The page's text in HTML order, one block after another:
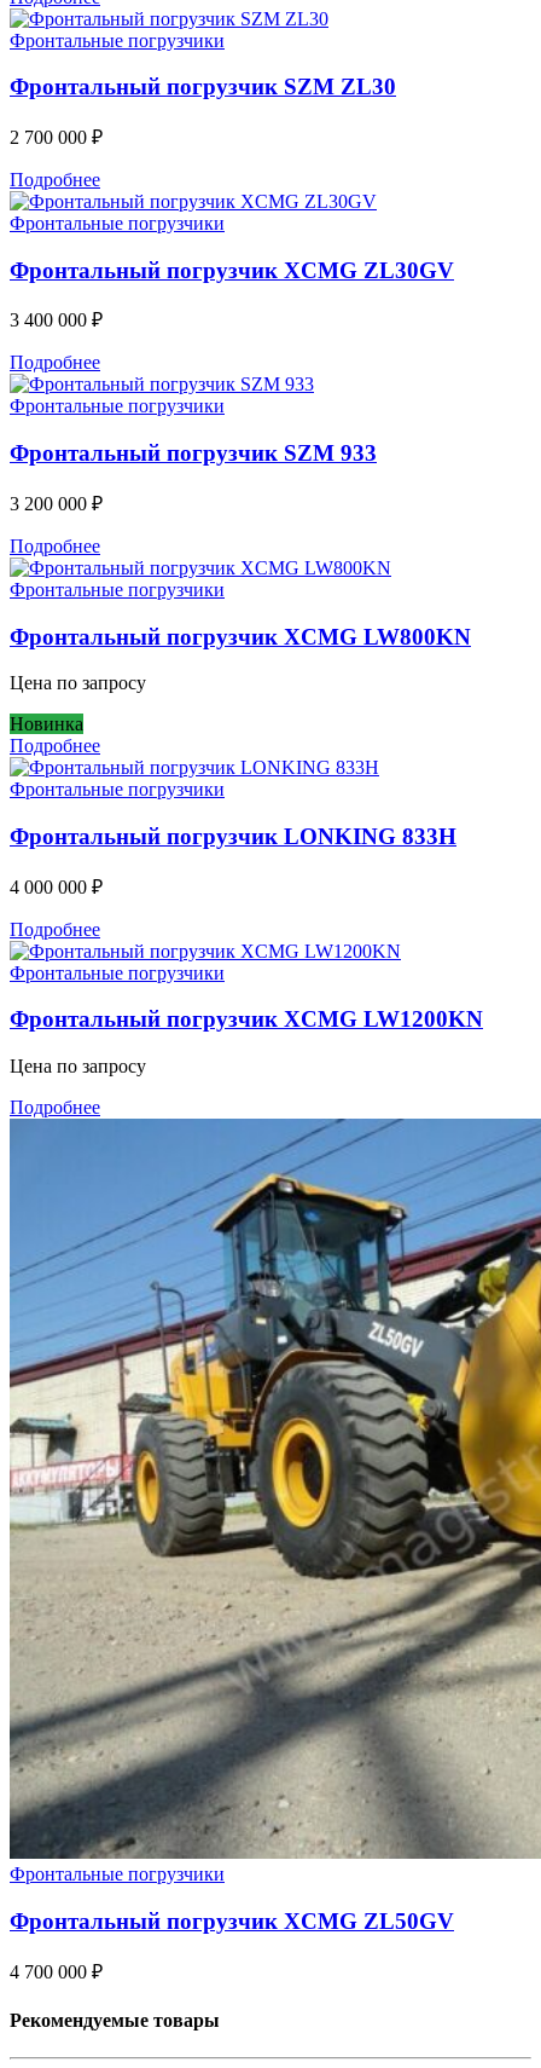
Фронтальные погрузчики
Фронтальный погрузчик SZM ZL30
2 700 000 ₽
Подробнее
Фронтальные погрузчики
Фронтальный погрузчик XCMG ZL30GV
3 400 000 ₽
Подробнее
Фронтальные погрузчики
Фронтальный погрузчик SZM 933
3 200 000 ₽
Подробнее
Фронтальные погрузчики
Фронтальный погрузчик XCMG LW800KN
Цена по запросу
Новинка
Подробнее
Фронтальные погрузчики
Фронтальный погрузчик LONKING 833H
4 000 000 ₽
Подробнее
Фронтальные погрузчики
Фронтальный погрузчик XCMG LW1200KN
Цена по запросу
Подробнее
Фронтальные погрузчики
Фронтальный погрузчик XCMG ZL50GV
4 700 000 ₽
Рекомендуемые товары